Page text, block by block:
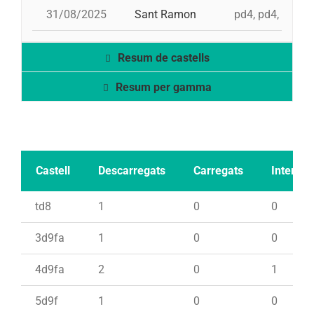
31/08/2025 Sant Ramon pd4, pd4, 3d9f,
Resum de castells
Resum per gamma
Castell Descarregats Carregats Intents
td8 1 0 0
3d9fa 1 0 0
4d9fa 2 0 1
5d9f 1 0 0